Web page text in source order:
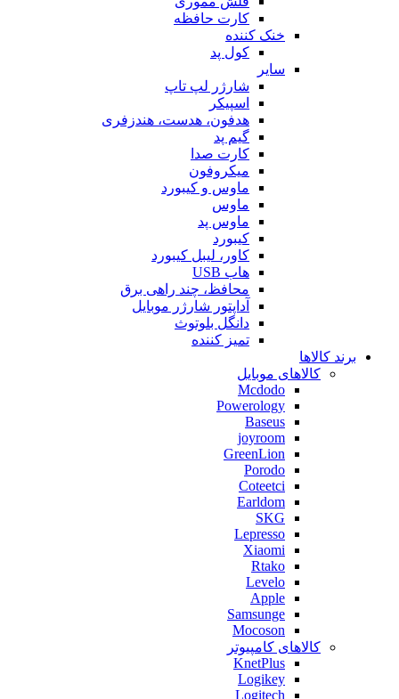
کارت حافظه
خنک کننده
کول پد
سایر
شارژر لپ تاپ
اسپیکر
هدفون، هدست، هندزفری
گیم پد
کارت صدا
میکروفون
ماوس و کیبورد
ماوس
ماوس پد
کیبورد
کاور، لیبل کیبورد
هاب USB
محافظ، چند راهی برق
آداپتور شارژر موبایل
دانگل بلوتوث
تمیز کننده
برند کالاها
کالاهای موبایل
Mcdodo
Powerology
Baseus
joyroom
GreenLion
Porodo
Coteetci
Earldom
SKG
Lepresso
Xiaomi
Rtako
Levelo
Apple
Samsunge
Mocoson
کالاهای کامپیوتر
KnetPlus
Logikey
Logitech